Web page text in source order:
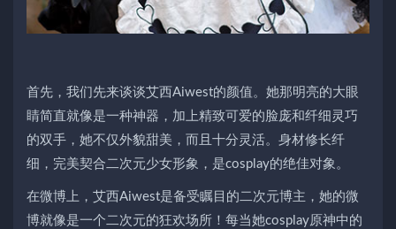
首先，我们先来谈谈艾西Aiwest的颜值。她那明亮的大眼
睛简直就像是一种神器，加上精致可爱的脸庞和纤细灵巧
的双手，她不仅外貌甜美，而且十分灵活。身材修长纤
细，完美契合二次元少女形象，是cosplay的绝佳对象。
在微博上，艾西Aiwest是备受瞩目的二次元博主，她的微
博就像是一个二次元的狂欢场所！每当她cosplay原神中的